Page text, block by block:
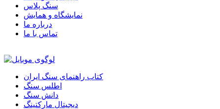
سنگ پلاس
نمایشگاه و همایش
درباره ما
تماس با ما
کتاب راهنمای سنگ ایران
اطلس سنگ
دانش سنگ
دیجیتال مارکتینگ